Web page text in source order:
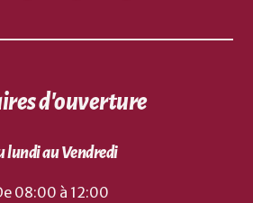
d'ouverture
lundi au Vendredi
08:00 à 12:00